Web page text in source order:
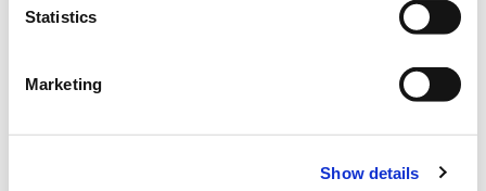
Statistics
Marketing
Show details